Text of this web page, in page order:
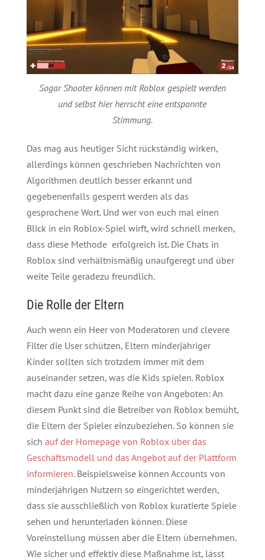
Sogar Shooter können mit Roblox gespielt werden
und selbst hier herrscht eine entspannte
Stimmung.
Das mag aus heutiger Sicht rückständig wirken,
allerdings können geschrieben Nachrichten von
Algorithmen deutlich besser erkannt und
gegebenenfalls gesperrt werden als das
gesprochene Wort. Und wer von euch mal einen
Blick in ein Roblox-Spiel wirft, wird schnell merken,
dass diese Methode erfolgreich ist. Die Chats in
Roblox sind verhältnismäßig unaufgeregt und über
weite Teile geradezu freundlich.
Die Rolle der Eltern
Auch wenn ein Heer von Moderatoren und clevere
Filter die User schützen, Eltern minderjähriger
Kinder sollten sich trotzdem immer mit dem
auseinander setzen, was die Kids spielen. Roblox
macht dazu eine ganze Reihe von Angeboten: An
diesem Punkt sind die Betreiber von Roblox bemüht,
die Eltern der Spieler einzubeziehen. So können sie
sich auf der Homepage von Roblox über das
Geschäftsmodell und das Angebot auf der Plattform
informieren. Beispielsweise können Accounts von
minderjährigen Nutzern so eingerichtet werden,
dass sie ausschließlich von Roblox kuratierte Spiele
sehen und herunterladen können. Diese
Voreinstellung müssen aber die Eltern übernehmen.
Wie sicher und effektiv diese Maßnahme ist, lässt